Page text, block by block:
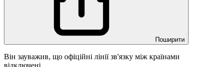
Поширити
Він зауважив, що офіційні лінії зв'язку між країнами